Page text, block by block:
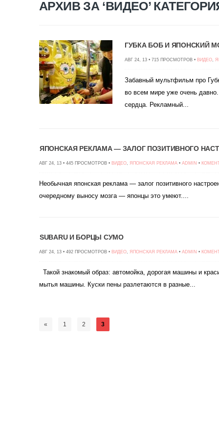
АРХИВ ЗА ‘ВИДЕО’
ГУБКА БОБ И ЯПОНСКИЙ
АВГ 24, 13 • 715 ПРОСМОТРОВ • ВИДЕО,
Забавный мультфильм про
во всем мире уже очень
сердца. Рекламный...
ЯПОНСКАЯ РЕКЛАМА — ЗАЛОГ ПОЗИТИВНОГО
АВГ 24, 13 • 445 ПРОСМОТРОВ • ВИДЕО, ЯПОНСКАЯ РЕКЛАМА • ADMIN •
Необычная японская реклама — залог позитивного
очередному выносу мозга — японцы это умеют....
SUBARU И БОРЦЫ СУМО
АВГ 24, 13 • 492 ПРОСМОТРОВ • ВИДЕО, ЯПОНСКАЯ РЕКЛАМА • ADMIN •
Такой знакомый образ: автомойка, дорогая машины и
мытья машины. Куски пены разлетаются в разные...
« 1 2 3